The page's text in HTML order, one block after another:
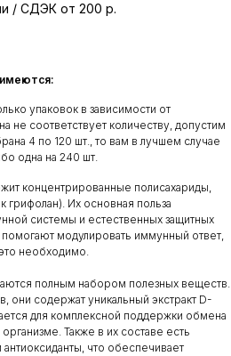
/ СДЭК от 200 р.
имеются:
упаковок в зависимости от
не соответствует количеству, допустим
4 по 120 шт., то вам в лучшем случае
одна на 240 шт.
концентрированные полисахариды,
грифолан). Их основная польза
системы и естественных защитных
модулировать иммунный ответ,
необходимо.
полным набором полезных веществ.
содержат уникальный экстракт D-
для комплексной поддержки обмена
Также в их составе есть
что обеспечивает